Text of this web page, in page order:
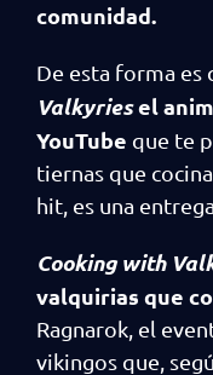
comunidad.
De esta forma es
Valkyriesel
YouTube que te
tiernas que
hit, es una
Cooking with
valquirias que
Ragnarok, el
vikingos que,